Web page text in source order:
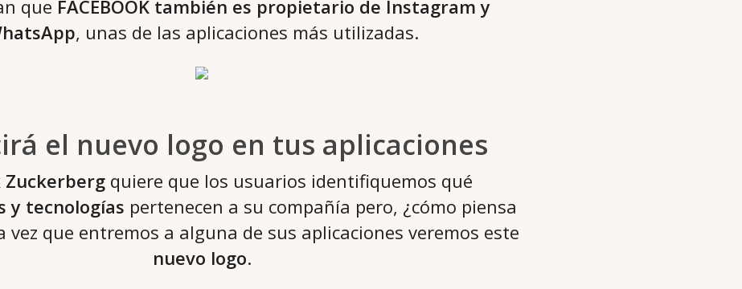
que FACEBOOK también es propietario de Instagram y
, unas de las aplicaciones más utilizadas.
el nuevo logo en tus aplicaciones
Zuckerbergquiere que los usuarios identifiquemos qué
y tecnologías pertenecen a su compañía pero, ¿cómo piensa
vez que entremos a alguna de sus aplicaciones veremos este
nuevo logo.